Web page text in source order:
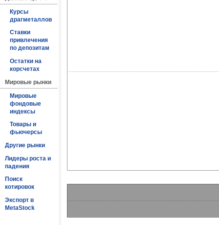
Курсы
драгметаллов
Ставки
привлечения
по депозитам
Остатки на
корсчетах
Мировые рынки
Мировые
фондовые
индексы
Товары и
фьючерсы
Другие рынки
Лидеры роста и
падения
Поиск
котировок
Экспорт в
MetaStock